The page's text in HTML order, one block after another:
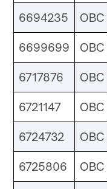
6694235 OBC
6699699 OBC
6717876 OBC
6721147 OBC
6724732 OBC
6725806 OBC